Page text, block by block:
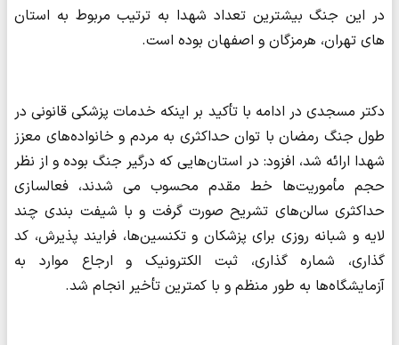
در این جنگ بیشترین تعداد شهدا به ترتیب مربوط به استان
های تهران، هرمزگان و اصفهان بوده است.
دکتر مسجدی در ادامه با تأکید بر اینکه خدمات پزشکی قانونی در
طول جنگ رمضان با توان حداکثری به مردم و خانواده‌های معزز
شهدا ارائه شد، افزود: در استان‌هایی که درگیر جنگ بوده و از نظر
حجم مأموریت‌ها خط مقدم محسوب می شدند، فعالسازی
حداکثری سالن‌های تشریح صورت گرفت و با شیفت بندی چند
لایه و شبانه روزی برای پزشکان و تکنسین‌ها، فرایند پذیرش، کد
گذاری، شماره گذاری، ثبت الکترونیک و ارجاع موارد به
آزمایشگاه‌ها به طور منظم و با کمترین تأخیر انجام شد.